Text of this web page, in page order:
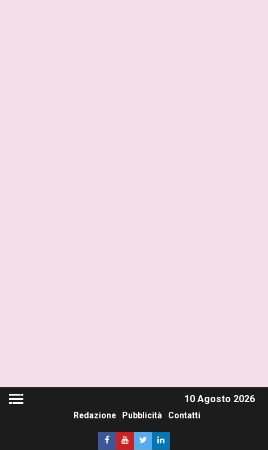
10 Agosto 2026
Redazione Pubblicità Contatti